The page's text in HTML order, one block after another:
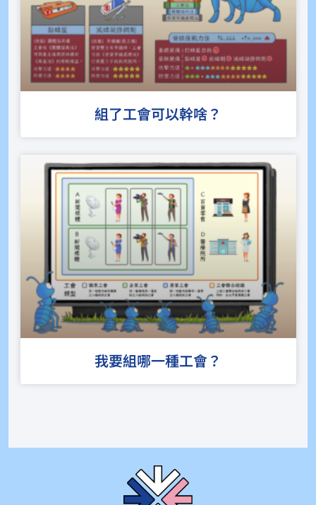
組了工會可以幹啥？
我要組哪一種工會？